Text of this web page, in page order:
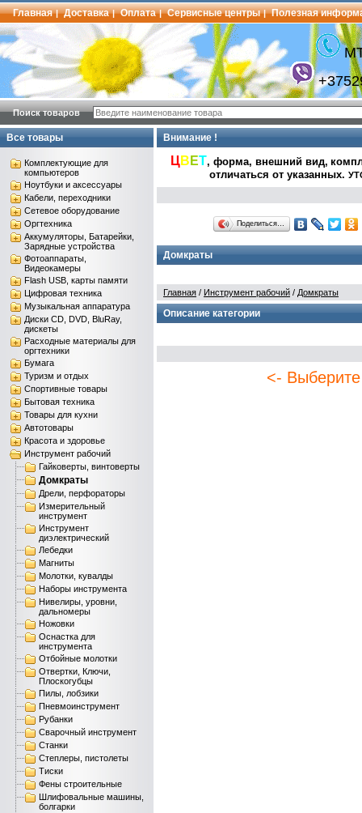
Главная | Доставка | Оплата | Сервисные центры | Полезная
Поиск товаров
Все товары
Комплектующие для
компьютеров
Ноутбуки и аксессуары
Кабели, переходники
Сетевое оборудование
Оргтехника
Аккумуляторы, Батарейки,
Зарядные устройства
Фотоаппараты,
Видеокамеры
Flash USB, карты памяти
Цифровая техника
Музыкальная аппаратура
Диски CD, DVD, BluRay,
дискеты
Расходные материалы для
оргтехники
Бумага
Туризм и отдых
Спортивные товары
Бытовая техника
Товары для кухни
Автотовары
Красота и здоровье
Инструмент рабочий
Гайковерты, винтоверты
Домкраты
Дрели, перфораторы
Измерительный
инструмент
Инструмент
диэлектрический
Лебедки
Магниты
Молотки, кувалды
Наборы инструмента
Нивелиры, уровни,
дальномеры
Ножовки
Оснастка для
инструмента
Отбойные молотки
Отвертки, Ключи,
Плоскогубцы
Пилы, лобзики
Пневмоинструмент
Рубанки
Сварочный инструмент
Станки
Степлеры, пистолеты
Тиски
Фены строительные
Шлифовальные машины,
болгарки
Внимание !
ЦВ ЕТ, форма, внешний вид,
отличаться от указанных.
Поделиться…
Домкраты
Главная / Инструмент рабочий / Домкраты
Описание категории
<- Выберите